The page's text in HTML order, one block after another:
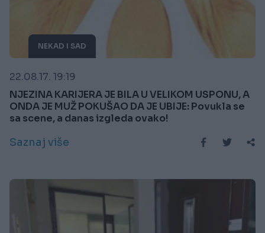
NEKAD I SAD
22.08.17. 19:19
NJEZINA KARIJERA JE BILA U VELIKOM USPONU, A
ONDA JE MUŽ POKUŠAO DA JE UBIJE: Povukla se
sa scene, a danas izgleda ovako!
Saznaj više